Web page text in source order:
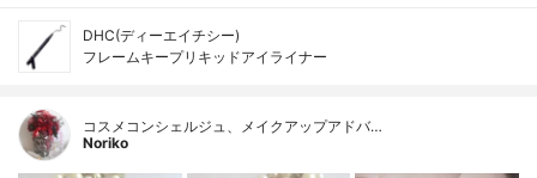
DHC(ディーエイチシー)
フレームキープリキッドアイライナー
コスメコンシェルジュ、メイクアップアドバ…
Noriko